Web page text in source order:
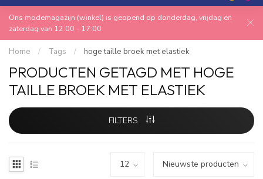
Ons modemagazijn (winkel) is geopend op donderdag, vrijdag en
zaterdag van 12:00 - 17:00
Home / Tags / hoge taille broek met elastiek
PRODUCTEN GETAGD MET HOGE
TAILLE BROEK MET ELASTIEK
FILTERS